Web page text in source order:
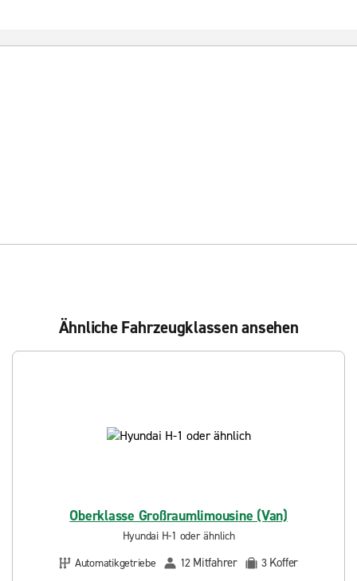
Ähnliche Fahrzeugklassen ansehen
Oberklasse Großraumlimousine (Van)
Hyundai H-1 oder ähnlich
Automatikgetriebe
12 Mitfahrer 3 Koffer